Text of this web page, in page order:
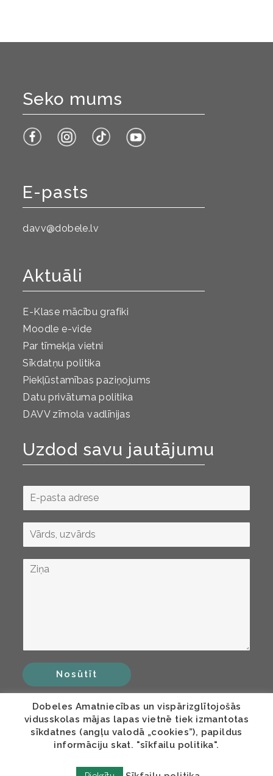
Seko mums
E-pasts
davv@dobele.lv
Aktuāli
E-Klase mācību grafiki
Moodle e-vide
Par tīmekļa vietni
Sīkdatņu politika
Piekļūstamības paziņojums
Datu privātuma politika
DAVV zīmola vadlīnijas
Uzdod savu jautājumu
Nosūtīt
Dobeles Amatniecības un vispārizglītojošās
vidusskolas mājas lapas vietnē tiek izmantotas
sīkdatnes (angļu valodā „cookies”), papildus
informāciju skat. "sīkfailu politika".